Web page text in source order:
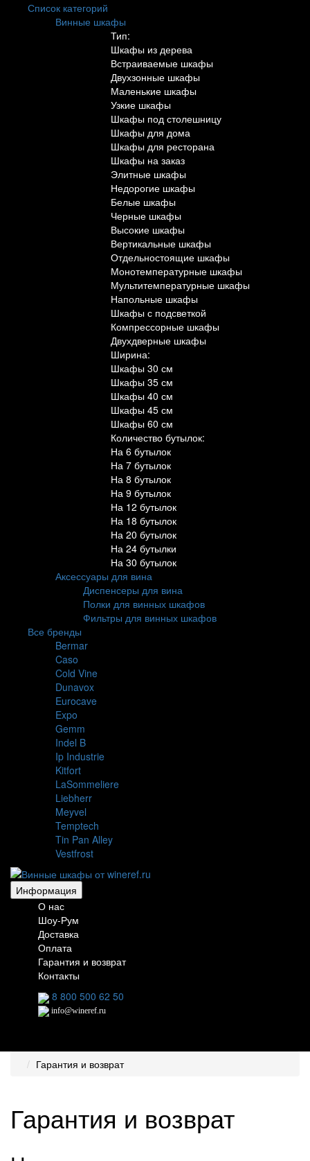
Список категорий
Винные шкафы
Тип:
Шкафы из дерева
Встраиваемые шкафы
Двухзонные шкафы
Маленькие шкафы
Узкие шкафы
Шкафы под столешницу
Шкафы для дома
Шкафы для ресторана
Шкафы на заказ
Элитные шкафы
Недорогие шкафы
Белые шкафы
Черные шкафы
Высокие шкафы
Вертикальные шкафы
Отдельностоящие шкафы
Монотемпературные шкафы
Мультитемпературные шкафы
Напольные шкафы
Шкафы с подсветкой
Компрессорные шкафы
Двухдверные шкафы
Ширина:
Шкафы 30 см
Шкафы 35 см
Шкафы 40 см
Шкафы 45 см
Шкафы 60 см
Количество бутылок:
На 6 бутылок
На 7 бутылок
На 8 бутылок
На 9 бутылок
На 12 бутылок
На 18 бутылок
На 20 бутылок
На 24 бутылки
На 30 бутылок
Аксессуары для вина
Диспенсеры для вина
Полки для винных шкафов
Фильтры для винных шкафов
Все бренды
Bermar
Caso
Cold Vine
Dunavox
Eurocave
Expo
Gemm
Indel B
Ip Industrie
Kitfort
LaSommeliere
Liebherr
Meyvel
Temptech
Tin Pan Alley
Vestfrost
Информация
О нас
Шоу-Рум
Доставка
Оплата
Гарантия и возврат
Контакты
8 800 500 62 50
info@wineref.ru
Гарантия и возврат
Гарантия и возврат